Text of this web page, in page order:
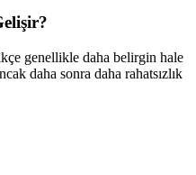
genellikle daha belirgin hale
daha sonra daha rahatsızlık